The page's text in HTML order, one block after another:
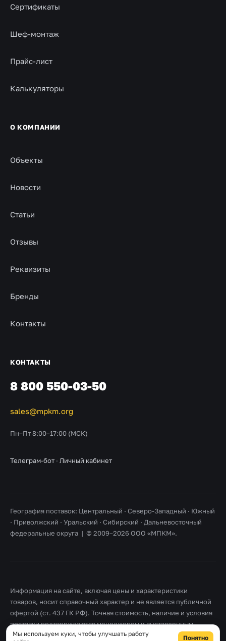
Сертификаты
Шеф-монтаж
Прайс-лист
Калькуляторы
О КОМПАНИИ
Объекты
Новости
Статьи
Отзывы
Реквизиты
Бренды
Контакты
КОНТАКТЫ
8 800 550-03-50
sales@mpkm.org
Пн–Пт 8:00–17:00 (МСК)
Телеграм-бот · Личный кабинет
География поставок: Центральный · Северо-Западный · Южный
· Приволжский · Уральский · Сибирский · Дальневосточный
федеральные округа | © 2009–2026 ООО «МПКМ».
Информация на сайте, включая цены и характеристики
товаров, носит справочный характер и не является публичной
офертой (ст. 437 ГК РФ). Точная стоимость, наличие и условия
поставки подтверждаются менеджером и выставленным
счетом. Товарные знаки принадлежат их правообладателям.
Мы используем куки, чтобы улучшать работу
Понятно